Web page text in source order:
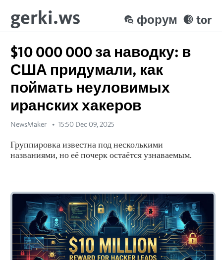
gerki.ws tor
форум
$10 000 000 за наводку: в
США придумали, как
поймать неуловимых
иранских хакеров
NewsMaker 15:50 Dec 09, 2025
Группировка известна под несколькими
названиями, но её почерк остаётся узнаваемым.